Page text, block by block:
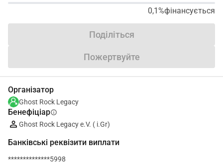
0,1%фінансується
Поділіться
Пожертвуйте
Організатор
Ghost Rock Legacy
Бенефіціарinfo
Ghost Rock Legacy e.V. ( i.Gr)
Банківські реквізити виплати
**************5998